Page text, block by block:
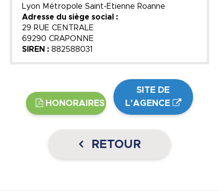
Lyon Métropole Saint-Etienne Roanne
Adresse du siège social :
29 RUE CENTRALE
69290 CRAPONNE
SIREN : 882588031
HONORAIRES
SITE DE
L'AGENCE
RETOUR